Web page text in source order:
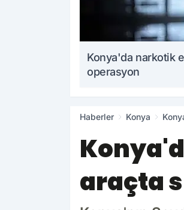
Konya'da narkotik
operasyon
Haberler Konya
araçta